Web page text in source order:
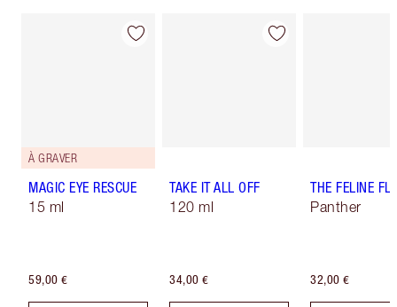
À GRAVER
MAGIC EYE RESCUE
15 ml
59,00 €
TAKE IT ALL OFF
120 ml
34,00 €
THE FELINE
Panther
32,00 €